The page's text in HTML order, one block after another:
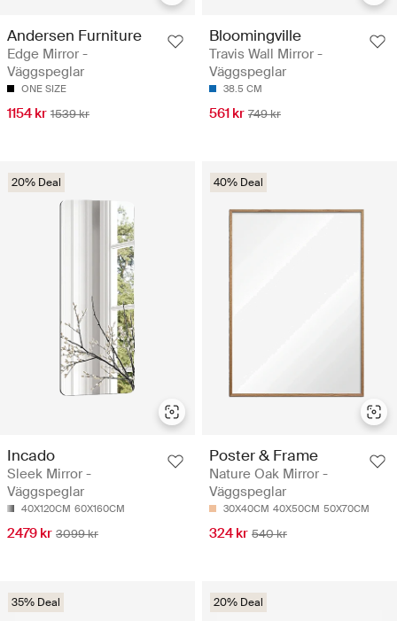
Andersen Furniture
Edge Mirror -
Väggspeglar
ONE SIZE
1154 kr 1539 kr
Bloomingville
Travis Wall Mirror -
Väggspeglar
38.5 CM
561 kr 749 kr
20% Deal
Incado
Sleek Mirror -
Väggspeglar
40X120CM 60X160CM
2479 kr 3099 kr
40% Deal
Poster & Frame
Nature Oak Mirror -
Väggspeglar
30X40CM 40X50CM 50X70CM
324 kr 540 kr
35% Deal 20% Deal